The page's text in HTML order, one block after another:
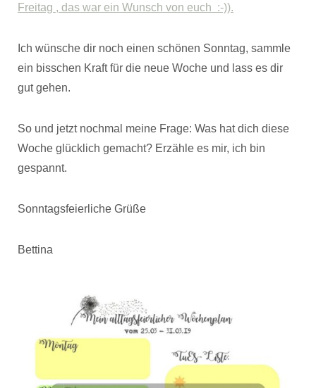
Freitag , das war ein Wunsch von euch :-)).
Ich wünsche dir noch einen schönen Sonntag, sammle
ein bisschen Kraft für die neue Woche und lass es dir
gut gehen.
So und jetzt nochmal meine Frage: Was hat dich diese
Woche glücklich gemacht? Erzähle es mir, ich bin
gespannt.
Sonntagsfeierliche Grüße
Bettina